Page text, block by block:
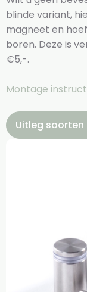
blinde variant,
magneet en
boren. Deze is
€5,-.
Montage
Uitleg